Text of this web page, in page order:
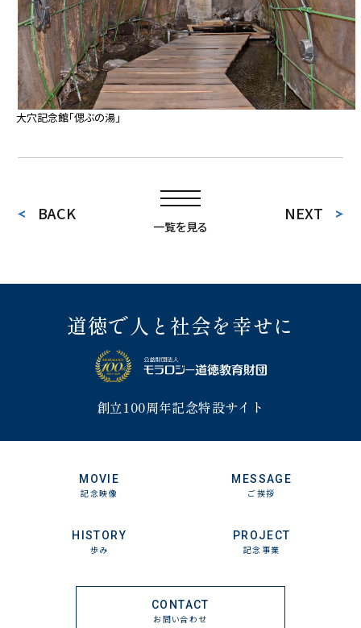
大穴記念館「偲ぶの湯」
BACK
一覧を見る
NEXT
道徳で人と社会を幸せに
創立100周年記念特設サイト
MOVIE
記念映像
MESSAGE
ご挨拶
HISTORY
歩み
PROJECT
記念事業
CONTACT
お問い合わせ